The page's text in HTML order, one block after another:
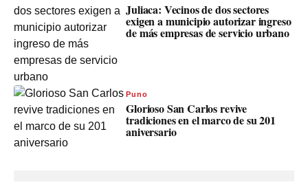
Juliaca: Vecinos de dos sectores
exigen a municipio autorizar ingreso
de más empresas de servicio urbano
Puno
Glorioso San Carlos revive
tradiciones en el marco de su 201
aniversario